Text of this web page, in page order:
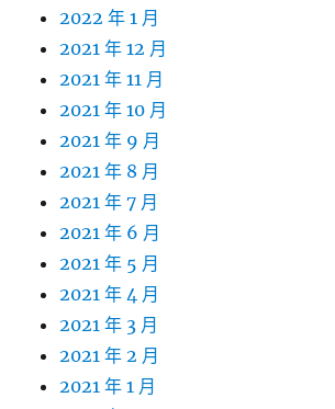
2022 年 1 月
2021 年 12 月
2021 年 11 月
2021 年 10 月
2021 年 9 月
2021 年 8 月
2021 年 7 月
2021 年 6 月
2021 年 5 月
2021 年 4 月
2021 年 3 月
2021 年 2 月
2021 年 1 月